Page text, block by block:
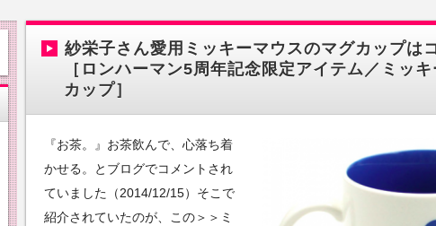
紗栄子さん愛用ミッキーマウスのマグカップは
［ロンハーマン5周年記念限定アイテム／ミッ
カップ］
『お茶。』お茶飲んで、心落ち着
かせる。とブログでコメントされ
ていました（2014/12/15）そこで
紹介されていたのが、この＞＞ミ